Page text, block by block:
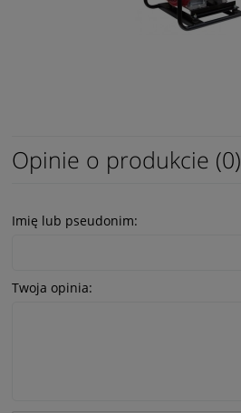
Opinie o produkcie (0)
Imię lub pseudonim:
Twoja opinia: